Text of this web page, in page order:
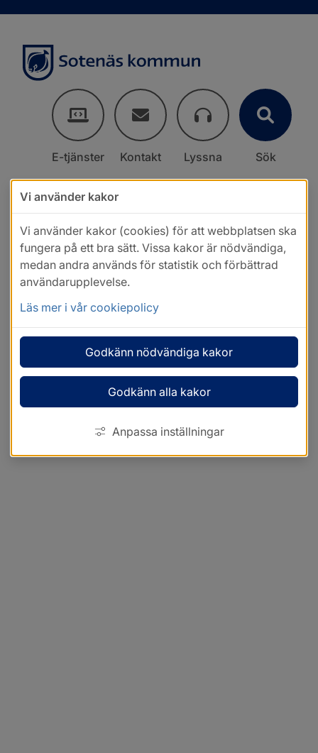
E-tjänster Kontakt Lyssna Sök
Vi använder kakor
Vi använder kakor (cookies) för att webbplatsen ska
fungera på ett bra sätt. Vissa kakor är nödvändiga,
medan andra används för statistik och förbättrad
användarupplevelse.
Läs mer i vår cookiepolicy
Godkänn nödvändiga kakor
Godkänn alla kakor
Anpassa inställningar